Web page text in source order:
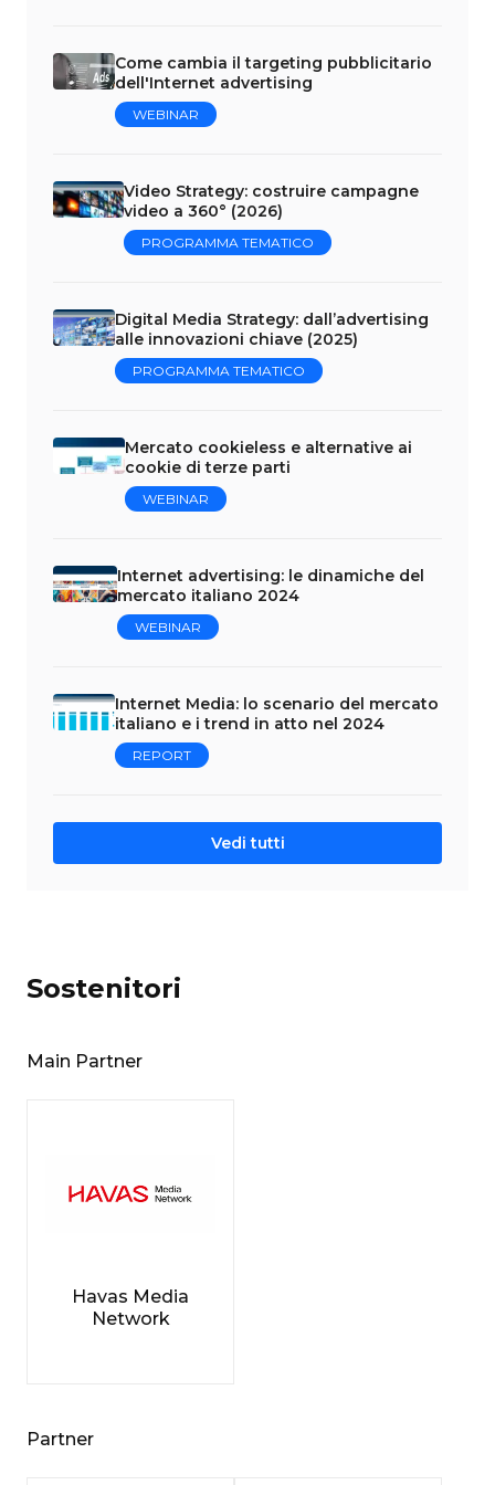
Come cambia il targeting pubblicitario
dell'Internet advertising
WEBINAR
Video Strategy: costruire campagne
video a 360° (2026)
PROGRAMMA TEMATICO
Digital Media Strategy: dall’advertising
alle innovazioni chiave (2025)
PROGRAMMA TEMATICO
Mercato cookieless e alternative ai
cookie di terze parti
WEBINAR
Internet advertising: le dinamiche del
mercato italiano 2024
WEBINAR
Internet Media: lo scenario del mercato
italiano e i trend in atto nel 2024
REPORT
Vedi tutti
Sostenitori
Main Partner
Havas Media
Network
Partner